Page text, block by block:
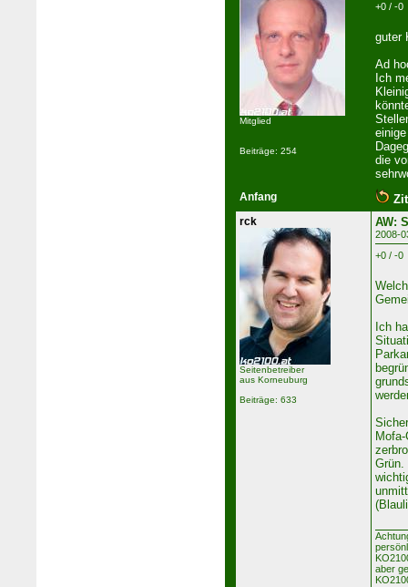
Mitglied
Beiträge: 254
+0 / -0
guter
Ad
Ich
die
Anfang
rck
Seitenbetreiber
aus Korneuburg
Beiträge: 633
AW:
2008-
+0 / -0
Ich
Grün.
aber